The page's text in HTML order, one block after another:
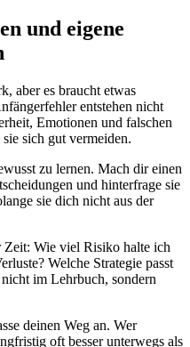
und eigene
aber es braucht etwas
entstehen nicht
Emotionen und falschen
sich gut vermeiden.
zu lernen. Mach dir einen
und hinterfrage sie
sie dich nicht aus der
Zeit: Wie viel Risiko halte ich
Welche Strategie passt
im Lehrbuch, sondern
deinen Weg an. Wer
oft besser unterwegs als